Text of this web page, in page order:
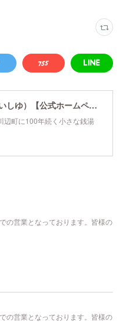
鏡石湯（かがみいしゆ）【公式ホームページ】
辺町に100年続く小さな銭湯
の営業となっております。皆様の
の営業となっております。皆様の